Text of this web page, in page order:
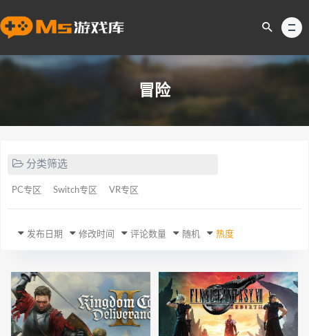
冒险
分类筛选
PC专区 Switch专区 VR专区
发布日期 修改时间 评论数量 随机 热度